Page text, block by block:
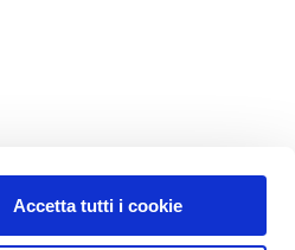
Accetta tutti i cookie